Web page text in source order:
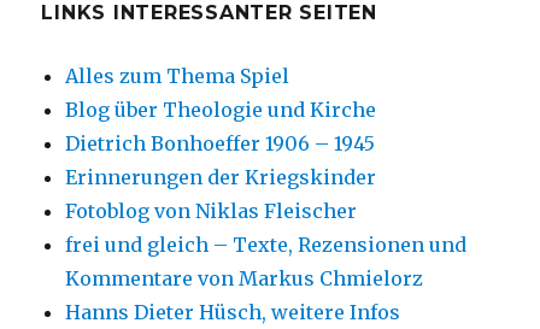
LINKS INTERESSANTER SEITEN
Alles zum Thema Spiel
Blog über Theologie und Kirche
Dietrich Bonhoeffer 1906 – 1945
Erinnerungen der Kriegskinder
Fotoblog von Niklas Fleischer
frei und gleich – Texte, Rezensionen und
Kommentare von Markus Chmielorz
Hanns Dieter Hüsch, weitere Infos